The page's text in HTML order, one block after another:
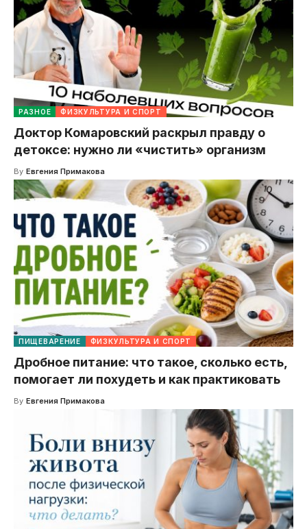
РАЗНОЕ ФИЗКУЛЬТУРА И СПОРТ
Доктор Комаровский раскрыл правду о
детоксе: нужно ли «чистить» организм
By Евгения Примакова
ПИЩЕВАРЕНИЕ ФИЗКУЛЬТУРА И СПОРТ
Дробное питание: что такое, сколько есть,
помогает ли похудеть и как практиковать
By Евгения Примакова